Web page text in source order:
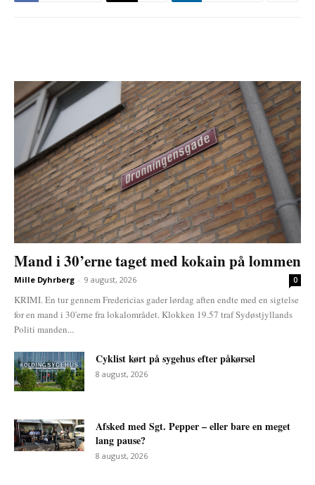
Mand i 30’erne taget med kokain på lommen
Mille Dyhrberg - 9 august, 2026 0
KRIMI. En tur gennem Fredericias gader lørdag aften endte med en sigtelse
for en mand i 30'erne fra lokalområdet. Klokken 19.57 traf Sydøstjyllands
Politi manden...
Cyklist kørt på sygehus efter påkørsel
8 august, 2026
Afsked med Sgt. Pepper – eller bare en meget
lang pause?
8 august, 2026